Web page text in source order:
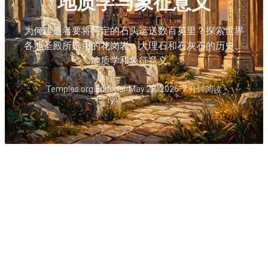
为何建造者要将特定的石头运送数百英里？探索世界
各地圣殿所选用的花岗岩、大理石和石灰石的历史、
地质学和象征意义。
Temples.org Editorial•May 28, 2026•7 分钟阅读